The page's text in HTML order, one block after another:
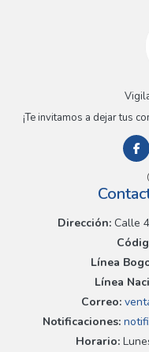
¡Te invitamos a dejar tus
Dirección:Calle
Línea
Línea
Correo:
Notificaciones:
Horario: